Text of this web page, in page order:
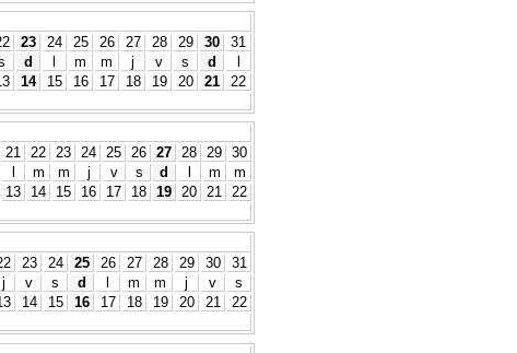
23 24 25 26 27 28 29 30
31
d m m j v s d
14 15 16 17 18 19 20 21
22
21 22 23 24 25 26 27 28 29 30
m m j v s d m
m
13 14 15 16 17 18 19 20 21 22
23 24 25 26 27 28 29 30
31
j v s d m m j v
s
14 15 16 17 18 19 20 21
22